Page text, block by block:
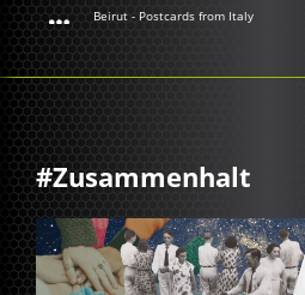
Beirut - Postcards from Italy
#Zusammenhalt